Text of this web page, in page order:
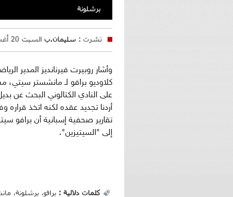
برشلونة
نشرت : سليمان.ب السبت 20 أغسطس 2016 20:27
وأشار روبيرت فيرنانديز المدير
كلاوديو برافو لـ مانشستر سيتي،
على النادي الكتالوني البحث عن
أردنا تجديد عقده لكنه اتخذ
تقارير صحفية إسبانية أن برافو
إلى "السيتيزين".
كلمات دلالية : برافو، برشلونة،